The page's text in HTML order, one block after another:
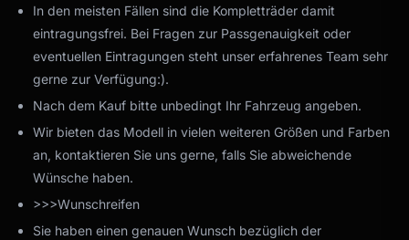
In den meisten Fällen sind die Kompletträder damit
eintragungsfrei. Bei Fragen zur Passgenauigkeit oder
eventuellen Eintragungen steht unser erfahrenes Team sehr
gerne zur Verfügung:).
Nach dem Kauf bitte unbedingt Ihr Fahrzeug angeben.
Wir bieten das Modell in vielen weiteren Größen und Farben
an, kontaktieren Sie uns gerne, falls Sie abweichende
Wünsche haben.
>>>Wunschreifen
Sie haben einen genauen Wunsch bezüglich der